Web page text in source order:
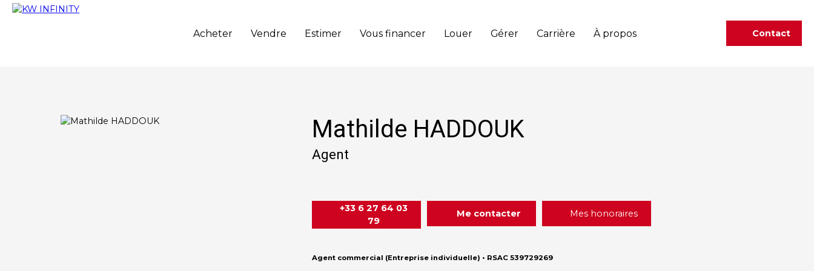
Acheter Vendre Estimer Vous financer Louer Gérer Carrière À propos Contact
Mathilde HADDOUK
Agent
+33 6 27 64 03
79
Me contacter Mes honoraires
Agent commercial (Entreprise individuelle) • RSAC 539729269